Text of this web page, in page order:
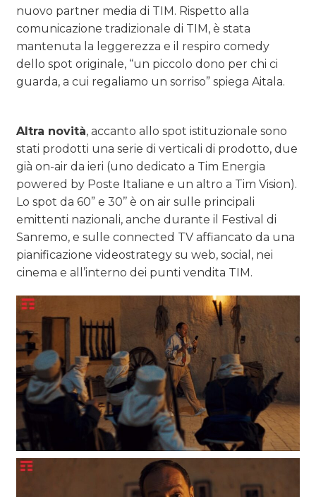
nuovo partner media di TIM. Rispetto alla
comunicazione tradizionale di TIM, è stata
mantenuta la leggerezza e il respiro comedy
dello spot originale, “un piccolo dono per chi ci
guarda, a cui regaliamo un sorriso” spiega Aitala.
Altra novità, accanto allo spot istituzionale sono
stati prodotti una serie di verticali di prodotto, due
già on-air da ieri (uno dedicato a Tim Energia
powered by Poste Italiane e un altro a Tim Vision).
Lo spot da 60” e 30’’ è on air sulle principali
emittenti nazionali, anche durante il Festival di
Sanremo, e sulle connected TV affiancato da una
pianificazione videostrategy su web, social, nei
cinema e all’interno dei punti vendita TIM.